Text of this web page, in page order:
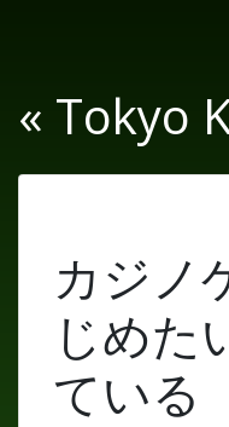
« Tokyo
カジノ
じめた
ている